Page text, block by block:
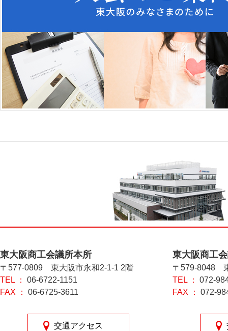
東大阪商工会議所本所
〒577-0809 東大阪市永和2-1-1 2階
TEL ：
06-6722-1151
FAX ：
06-6725-3611
交通アクセス
東大阪商工
〒579-8048
TEL ：
072-
FAX ：
072-